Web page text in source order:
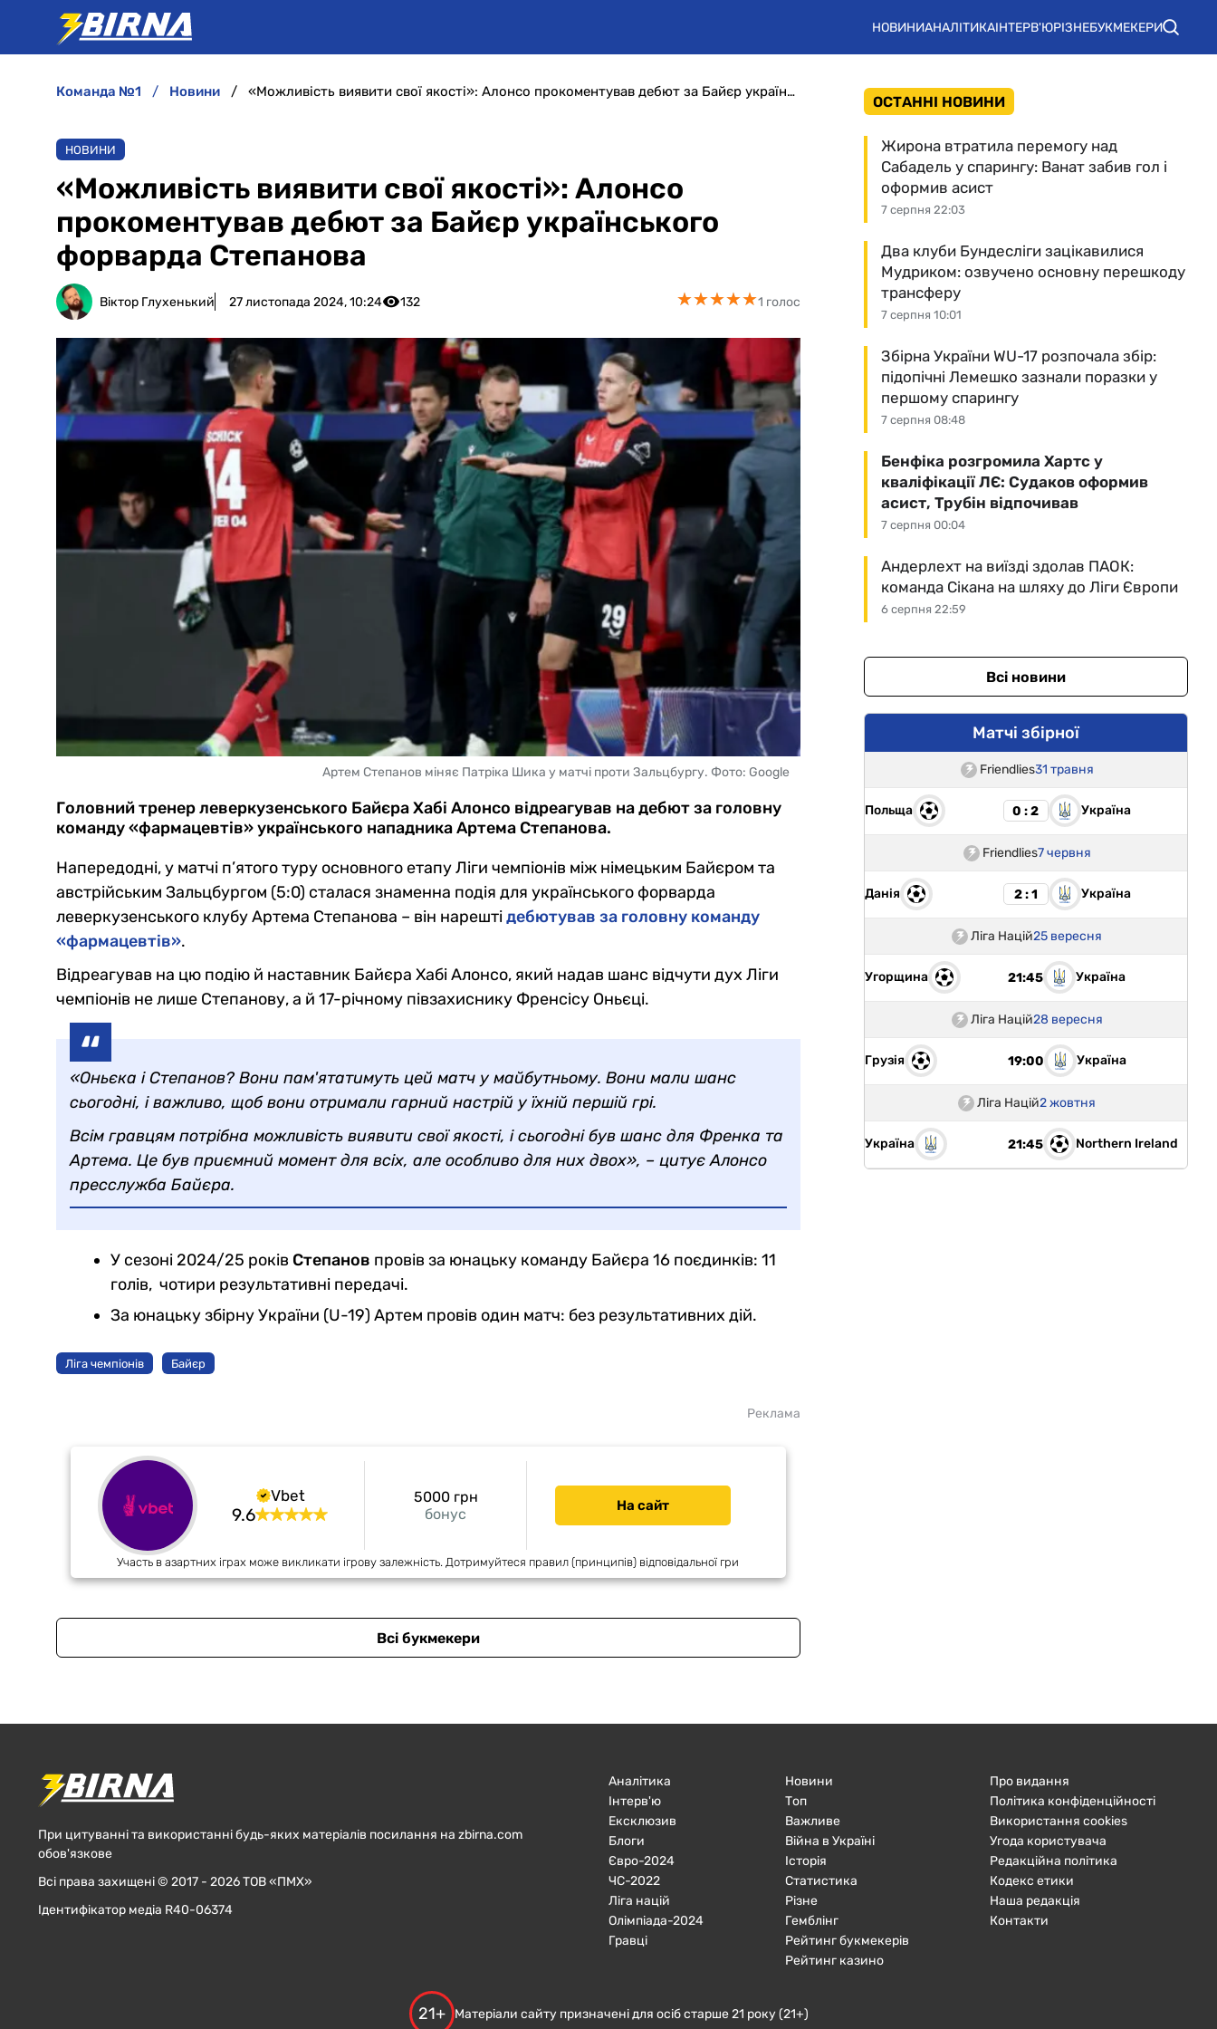
НОВИНИАНАЛІТИКАІНТЕРВ'ЮРІЗНЕБУКМЕКЕРИ
команда №1 новини «Можливість виявити свої якості»: Алонсо прокоментував дебют за Байєр українського форварда Степанова
НОВИНИ
«Можливість виявити свої якості»: Алонсо
прокоментував дебют за Байєр українського
форварда Степанова
Віктор Глухенький 27 листопада 2024, 10:24 132 ★★★★★
★★★★★1 голос
Артем Степанов міняє Патріка Шика у матчі проти Зальцбургу. Фото: Google
Головний тренер леверкузенського Байєра Хабі Алонсо відреагував на дебют за головну
команду «фармацевтів» українського нападника Артема Степанова.
Напередодні, у матчі п’ятого туру основного етапу Ліги чемпіонів між німецьким Байєром та
австрійським Зальцбургом (5:0) сталася знаменна подія для українського форварда
леверкузенського клубу Артема Степанова – він нарештідебютував за головну команду
«фармацевтів».
Відреагував на цю подію й наставник Байєра Хабі Алонсо, який надав шанс відчути дух Ліги
чемпіонів не лише Степанову, а й 17-річному півзахиснику Френсісу Оньєці.
«Оньєка і Степанов? Вони пам'ятатимуть цей матч у майбутньому. Вони мали шанс
сьогодні, і важливо, щоб вони отримали гарний настрій у їхній першій грі.
Всім гравцям потрібна можливість виявити свої якості, і сьогодні був шанс для Френка та
Артема. Це був приємний момент для всіх, але особливо для них двох», – цитує Алонсо
пресслужба Байєра.
У сезоні 2024/25 років Степанов провів за юнацьку команду Байєра 16 поєдинків: 11
голів, чотири результативні передачі.
За юнацьку збірну України (U-19) Артем провів один матч: без результативних дій.
Ліга чемпіонів Байєр
Реклама
Vbet
9.6 бонус
5000 грн На сайт
Участь в азартних іграх може викликати ігрову залежність. Дотримуйтеся правил (принципів) відповідальної гри
Всі букмекери
ОСТАННІ НОВИНИ
7 серпня 22:03
Жирона втратила перемогу над
Сабадель у спарингу: Ванат забив гол і
оформив асист
7 серпня 10:01
Два клуби Бундесліги зацікавилися
Мудриком: озвучено основну перешкоду
трансферу
7 серпня 08:48
Збірна України WU-17 розпочала збір:
підопічні Лемешко зазнали поразки у
першому спарингу
7 серпня 00:04
Бенфіка розгромила Хартс у
кваліфікації ЛЄ: Судаков оформив
асист, Трубін відпочивав
6 серпня 22:59
Андерлехт на виїзді здолав ПАОК:
команда Сікана на шляху до Ліги Європи
Всі новини
Матчі збірної
Friendlies31 травня
Польща 0 : 2 Україна
Friendlies7 червня
Данія 2 : 1 Україна
Ліга Націй25 вересня
Угорщина 21:45 Україна
Ліга Націй28 вересня
Грузія 19:00 Україна
Ліга Націй2 жовтня
Україна 21:45 Northern Ireland
При цитуванні та використанні будь-яких матеріалів посилання на zbirna.com
обов'язкове
Всі права захищені © 2017 - 2026 ТОВ «ПМХ»
Ідентифікатор медіа R40-06374
Аналітика
Інтерв'ю
Ексклюзив
Блоги
Євро-2024
ЧC-2022
Ліга націй
Олімпіада-2024
Гравці
Новини
Топ
Важливе
Війна в Україні
Історія
Статистика
Різне
Гемблінг
Рейтинг букмекерів
Рейтинг казино
Про видання
Політика конфіденційності
Використання cookies
Угода користувача
Редакційна політика
Кодекс етики
Наша редакція
Контакти
21+ Матеріали сайту призначені для осіб старше 21 року (21+)